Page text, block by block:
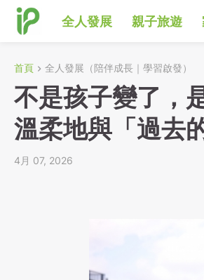
全人發展 親子旅遊
首頁 全人發展（陪伴成長｜學習啟發）
不是孩子變了，
溫柔地與「過去
4月 07, 2026